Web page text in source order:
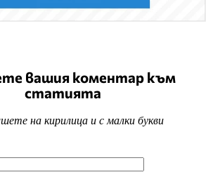
вашия коментар към
статията
на кирилица и с малки букви